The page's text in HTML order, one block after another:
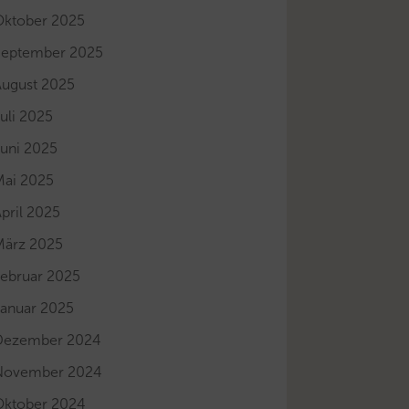
2025
2025
2025
2025
2025
2025
2025
2025
2025
2025
2024
2024
2024